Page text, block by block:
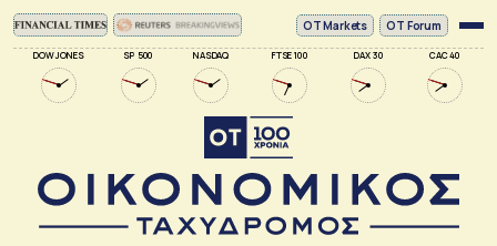
DOW JONES SP 500 NASDAQ FTSE 100 DAX 30 CAC 40
ΟΤ Markets OT Forum